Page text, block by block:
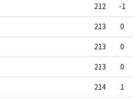
212 -1
213 0
213 0
213 0
214 1